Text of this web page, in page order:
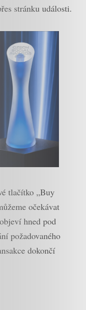
stránku události.
tlačítko „Buy
očekávat
hned pod
požadovaného
dokončí